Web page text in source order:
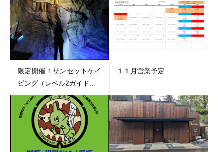
限定開催！サンセットケイ
ビング（レベル2ガイド...
１１月営業予定